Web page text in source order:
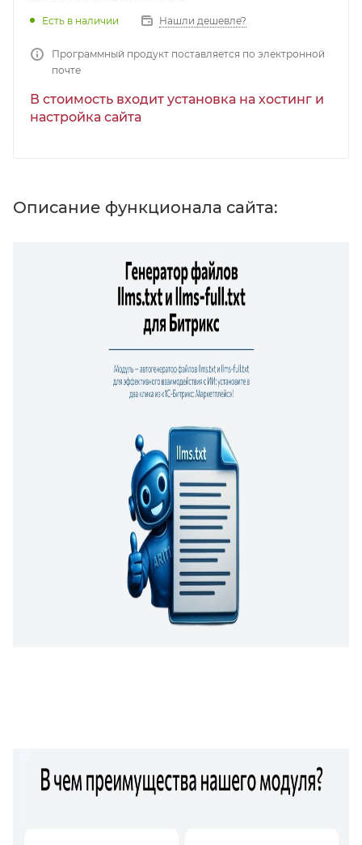
Есть в наличии Нашли дешевле?
Программный продукт поставляется по электронной
почте
В стоимость входит установка на хостинг и
настройка сайта
Описание функционала сайта: